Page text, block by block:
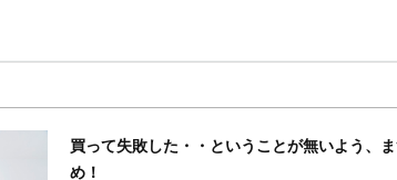
買って失敗した・・ということが無いよう、
め！